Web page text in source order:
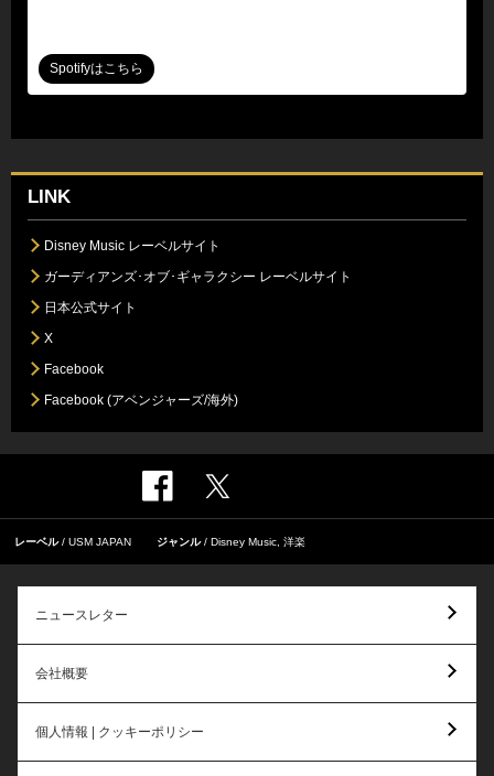
Spotifyはこちら
LINK
Disney Music レーベルサイト
ガーディアンズ･オブ･ギャラクシー レーベルサイト
日本公式サイト
X
Facebook
Facebook (アベンジャーズ/海外)
レーベル USM JAPAN ジャンル Disney Music, 洋楽
ニュースレター
会社概要
個人情報 | クッキーポリシー